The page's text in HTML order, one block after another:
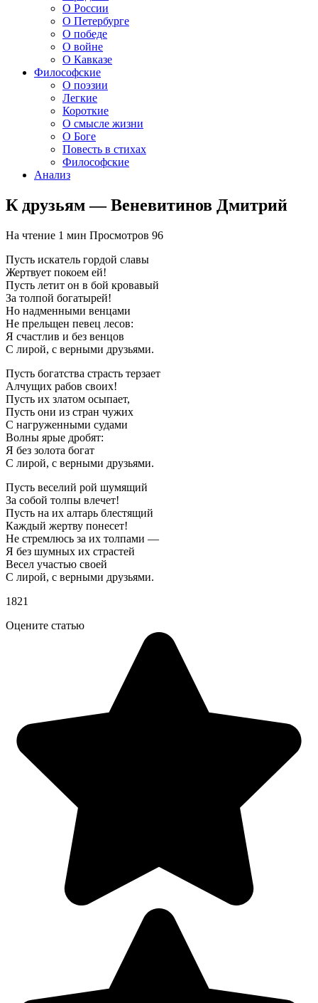
О России
О Петербурге
О победе
О войне
О Кавказе
Философские
О поэзии
Легкие
Короткие
О смысле жизни
О Боге
Повесть в стихах
Философские
Анализ
К друзьям — Веневитинов Дмитрий
На чтение 1 мин Просмотров 96
Пусть искатель гордой славы
Жертвует покоем ей!
Пусть летит он в бой кровавый
За толпой богатырей!
Но надменными венцами
Не прельщен певец лесов:
Я счастлив и без венцов
С лирой, с верными друзьями.
Пусть богатства страсть терзает
Алчущих рабов своих!
Пусть их златом осыпает,
Пусть они из стран чужих
С нагруженными судами
Волны ярые дробят:
Я без золота богат
С лирой, с верными друзьями.
Пусть веселий рой шумящий
За собой толпы влечет!
Пусть на их алтарь блестящий
Каждый жертву понесет!
Не стремлюсь за их толпами —
Я без шумных их страстей
Весел участью своей
С лирой, с верными друзьями.
1821
Оцените статью